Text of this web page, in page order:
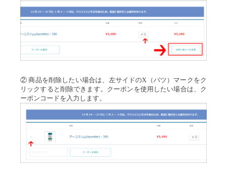
② 商品を削除したい場合は、左サイドのX（バツ）マークをク
リックすると削除できます。クーポンを使用したい場合は、ク
ーポンコードを入力します。